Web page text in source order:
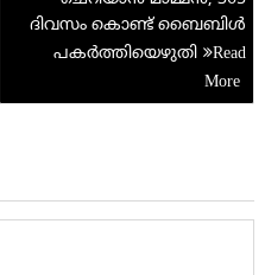
ദിവസം കൊണ്ട് ബൈബിള്‍
പകര്‍ത്തിയെഴുതി